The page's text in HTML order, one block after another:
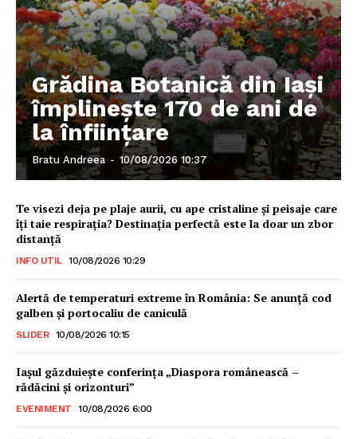
Grădina Botanică din Iaşi
împlineşte 170 de ani de
la înfiinţare
Bratu Andreea - 10/08/2026 10:37
Te visezi deja pe plaje aurii, cu ape cristaline și peisaje care
îți taie respirația? Destinația perfectă este la doar un zbor
distanță
INFO UTIL 10/08/2026 10:29
Alertă de temperaturi extreme în România: Se anunță cod
galben și portocaliu de caniculă
SLIDER 10/08/2026 10:15
Iașul găzduiește conferința „Diaspora românească –
rădăcini și orizonturi”
EVENIMENT 10/08/2026 6:00